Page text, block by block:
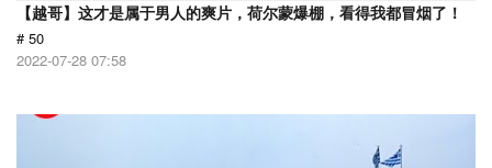
【越哥】这才是属于男人的爽片，荷尔蒙爆棚，看得我都冒烟了！
# 50
2022-07-28 07:58